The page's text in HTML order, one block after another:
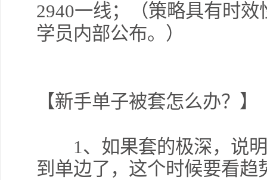
2940一线；（策略具有时效
学员内部公布。 ）
【新手单子被套怎么办？】
1、如果套的极深，说
到单边了，这个时候要看